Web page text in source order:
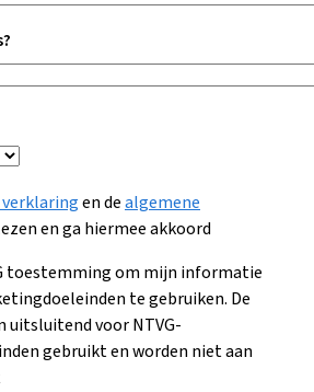
en dealgemene
en ga hiermee akkoord
toestemming om mijn informatie
te gebruiken. De
uitsluitend voor NTVG-
gebruikt en worden niet aan